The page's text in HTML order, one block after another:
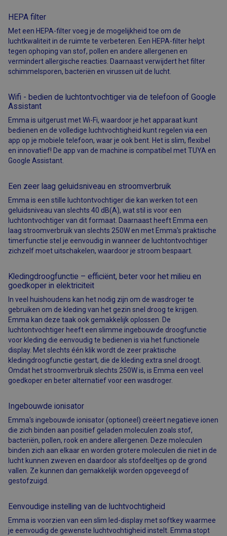
HEPA filter
Met een HEPA-filter voeg je de mogelijkheid toe om de
luchtkwaliteit in de ruimte te verbeteren. Een HEPA-filter helpt
tegen ophoping van stof, pollen en andere allergenen en
vermindert allergische reacties. Daarnaast verwijdert het filter
schimmelsporen, bacteriën en virussen uit de lucht.
Wifi - bedien de luchtontvochtiger via de telefoon of Google
Assistant
Emma is uitgerust met Wi-Fi, waardoor je het apparaat kunt
bedienen en de volledige luchtvochtigheid kunt regelen via een
app op je mobiele telefoon, waar je ook bent. Het is slim, flexibel
en innovatief! De app van de machine is compatibel met TUYA en
Google Assistant.
Een zeer laag geluidsniveau en stroomverbruik
Emma is een stille luchtontvochtiger die kan werken tot een
geluidsniveau van slechts 40 dB(A), wat stil is voor een
luchtontvochtiger van dit formaat. Daarnaast heeft Emma een
laag stroomverbruik van slechts 250W en met Emma's praktische
timerfunctie stel je eenvoudig in wanneer de luchtontvochtiger
zichzelf moet uitschakelen, waardoor je stroom bespaart.
Kledingdroogfunctie – efficiënt, beter voor het milieu en
goedkoper in elektriciteit
In veel huishoudens kan het nodig zijn om de wasdroger te
gebruiken om de kleding van het gezin snel droog te krijgen.
Emma kan deze taak ook gemakkelijk oplossen. De
luchtontvochtiger heeft een slimme ingebouwde droogfunctie
voor kleding die eenvoudig te bedienen is via het functionele
display. Met slechts één klik wordt de zeer praktische
kledingdroogfunctie gestart, die de kleding extra snel droogt.
Omdat het stroomverbruik slechts 250W is, is Emma een veel
goedkoper en beter alternatief voor een wasdroger.
Ingebouwde ionisator
Emma's ingebouwde ionisator (optioneel) creëert negatieve ionen
die zich binden aan positief geladen moleculen zoals stof,
bacteriën, pollen, rook en andere allergenen. Deze moleculen
binden zich aan elkaar en worden grotere moleculen die niet in de
lucht kunnen zweven en daardoor als stofdeeltjes op de grond
vallen. Ze kunnen dan gemakkelijk worden opgeveegd of
gestofzuigd.
Eenvoudige instelling van de luchtvochtigheid
Emma is voorzien van een slim led-display met softkey waarmee
je eenvoudig de gewenste luchtvochtigheid instelt. Emma stopt